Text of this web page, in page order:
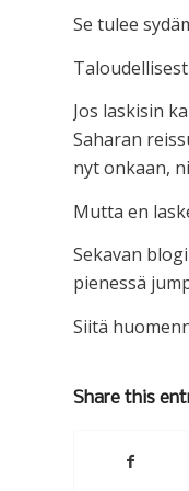
Se tulee
Jos laskisin
Saharan
nyt onkaan,
Mutta en
Sekavan
pienessä
Siitä
Share this